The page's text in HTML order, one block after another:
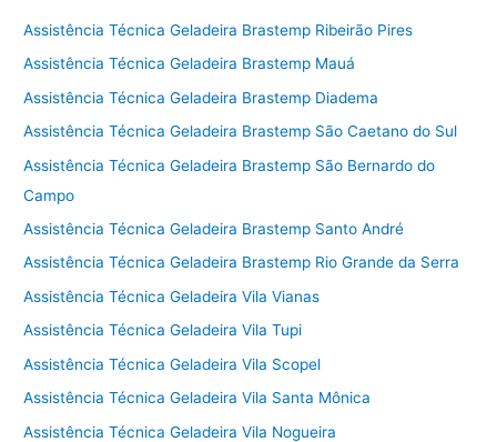
Assistência Técnica Geladeira Brastemp Ribeirão Pires
Assistência Técnica Geladeira Brastemp Mauá
Assistência Técnica Geladeira Brastemp Diadema
Assistência Técnica Geladeira Brastemp São Caetano do Sul
Assistência Técnica Geladeira Brastemp São Bernardo do
Campo
Assistência Técnica Geladeira Brastemp Santo André
Assistência Técnica Geladeira Brastemp Rio Grande da Serra
Assistência Técnica Geladeira Vila Vianas
Assistência Técnica Geladeira Vila Tupi
Assistência Técnica Geladeira Vila Scopel
Assistência Técnica Geladeira Vila Santa Mônica
Assistência Técnica Geladeira Vila Nogueira